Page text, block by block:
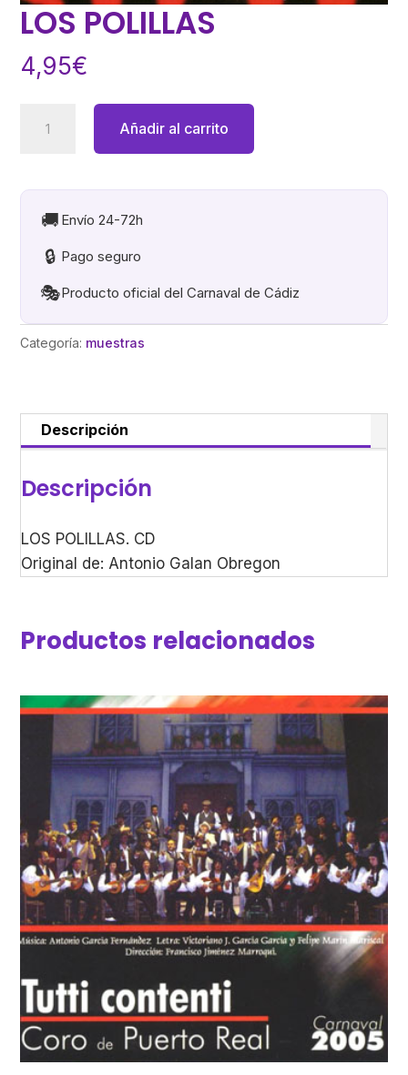
LOS POLILLAS
4,95€
POLILLAS
Añadir al carrito
🚚 Envío 24-72h
🔒 Pago seguro
🎭Producto oficial del Carnaval de Cádiz
Categoría: muestras
Descripción
Descripción
LOS POLILLAS. CD
Original de: Antonio Galan Obregon
Productos relacionados